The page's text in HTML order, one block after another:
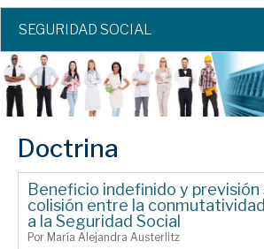
SEGURIDAD SOCIAL
Doctrina
Beneficio indefinido y previsión
colisión entre la
a la Seguridad Social
Por María Alejandra Austerlitz